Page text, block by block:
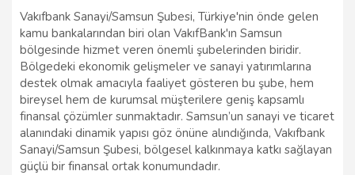
Vakıfbank Sanayi/Samsun Şubesi, Türkiye'nin önde gelen
kamu bankalarından biri olan VakıfBank'ın Samsun
bölgesinde hizmet veren önemli şubelerinden biridir.
Bölgedeki ekonomik gelişmeler ve sanayi yatırımlarına
destek olmak amacıyla faaliyet gösteren bu şube, hem
bireysel hem de kurumsal müşterilere geniş kapsamlı
finansal çözümler sunmaktadır. Samsun’un sanayi ve ticaret
alanındaki dinamik yapısı göz önüne alındığında, Vakıfbank
Sanayi/Samsun Şubesi, bölgesel kalkınmaya katkı sağlayan
güçlü bir finansal ortak konumundadır.